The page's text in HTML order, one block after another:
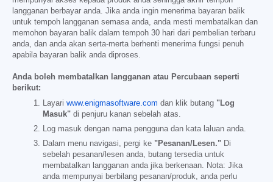
langganan berbayar anda. Jika anda ingin menerima bayaran balik
untuk tempoh langganan semasa anda, anda mesti membatalkan dan
memohon bayaran balik dalam tempoh 30 hari dari pembelian terbaru
anda, dan anda akan serta-merta berhenti menerima fungsi penuh
apabila bayaran balik anda diproses.
Anda boleh membatalkan langganan atau Percubaan seperti
berikut:
Layari www.enigmasoftware.com dan klik butang "Log
Masuk" di penjuru kanan sebelah atas.
Log masuk dengan nama pengguna dan kata laluan anda.
Dalam menu navigasi, pergi ke "Pesanan/Lesen." Di
sebelah pesanan/lesen anda, butang tersedia untuk
membatalkan langganan anda jika berkenaan. Nota: Jika
anda mempunyai berbilang pesanan/produk, anda perlu